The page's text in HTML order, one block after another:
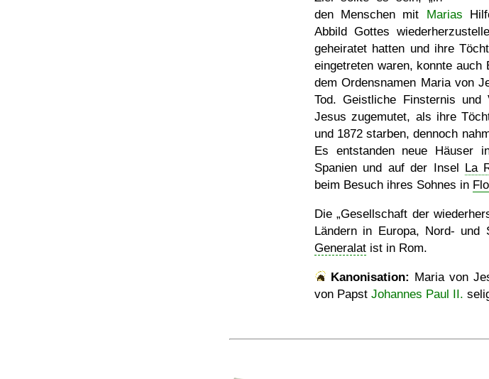
den Menschen mit Marias
Abbild Gottes
geheiratet hatten und ihre
eingetreten waren, konnte
dem Ordensnamen Maria von
Tod. Geistliche Finsternis und
Jesus zugemutet, als ihre
und 1872 starben, dennoch
Es entstanden neue Häuser
Spanien und auf der Insel La
beim Besuch ihres Sohnes in
Die Gesellschaft der
Ländern in Europa, Nord- und
Generalat ist in Rom.
Kanonisation: Maria von
von Papst Johannes Paul II.